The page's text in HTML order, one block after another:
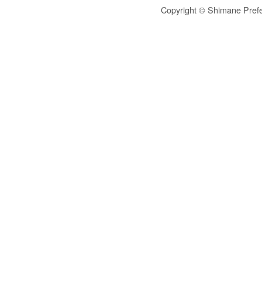
Copyright © Shimane